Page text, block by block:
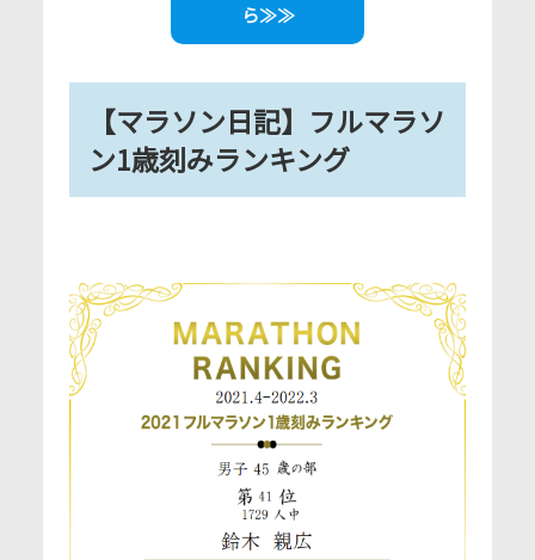
ら≫≫
【マラソン日記】フルマラソ
ン1歳刻みランキング